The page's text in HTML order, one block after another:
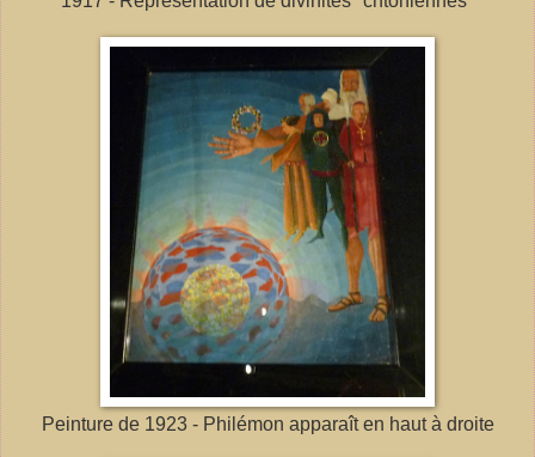
Peinture de 1923 - Philémon apparaît en haut à droite